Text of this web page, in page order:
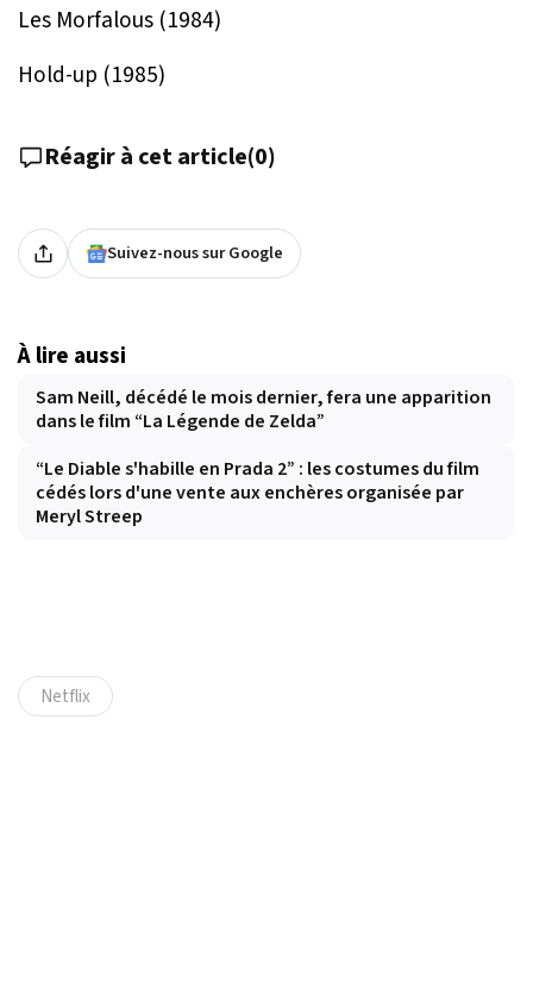
Les Morfalous (1984)
Hold-up (1985)
Réagir à cet article(0)
Suivez-nous sur Google
À lire aussi
Sam Neill, décédé le mois dernier, fera une apparition
dans le film “La Légende de Zelda”
“Le Diable s'habille en Prada 2” : les costumes du film
cédés lors d'une vente aux enchères organisée par
Meryl Streep
Netflix